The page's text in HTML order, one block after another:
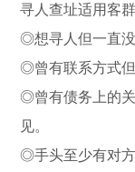
寻人查址适用客群
◎想寻人但一直没
◎曾有联系方式但
◎曾有债务上的
见。
◎手头至少有对方